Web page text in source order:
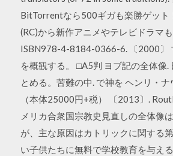
BitTorrentなら500ギガも楽勝ゲット
(RC)から新作アニメやテレビドラマ
ISBN978-4-8184-0366-6. 〔2000〕
を概観する。 □A5判 ヨブ記の全体像
とめる。苦難の中. で神を ヘンリ・
（本体25000円+税） 〔2013〕.
メリカ合衆国宗教史見直しの全体像
が、主な原因はカトリックに関する
い子供たちに無料で学校教育を与え